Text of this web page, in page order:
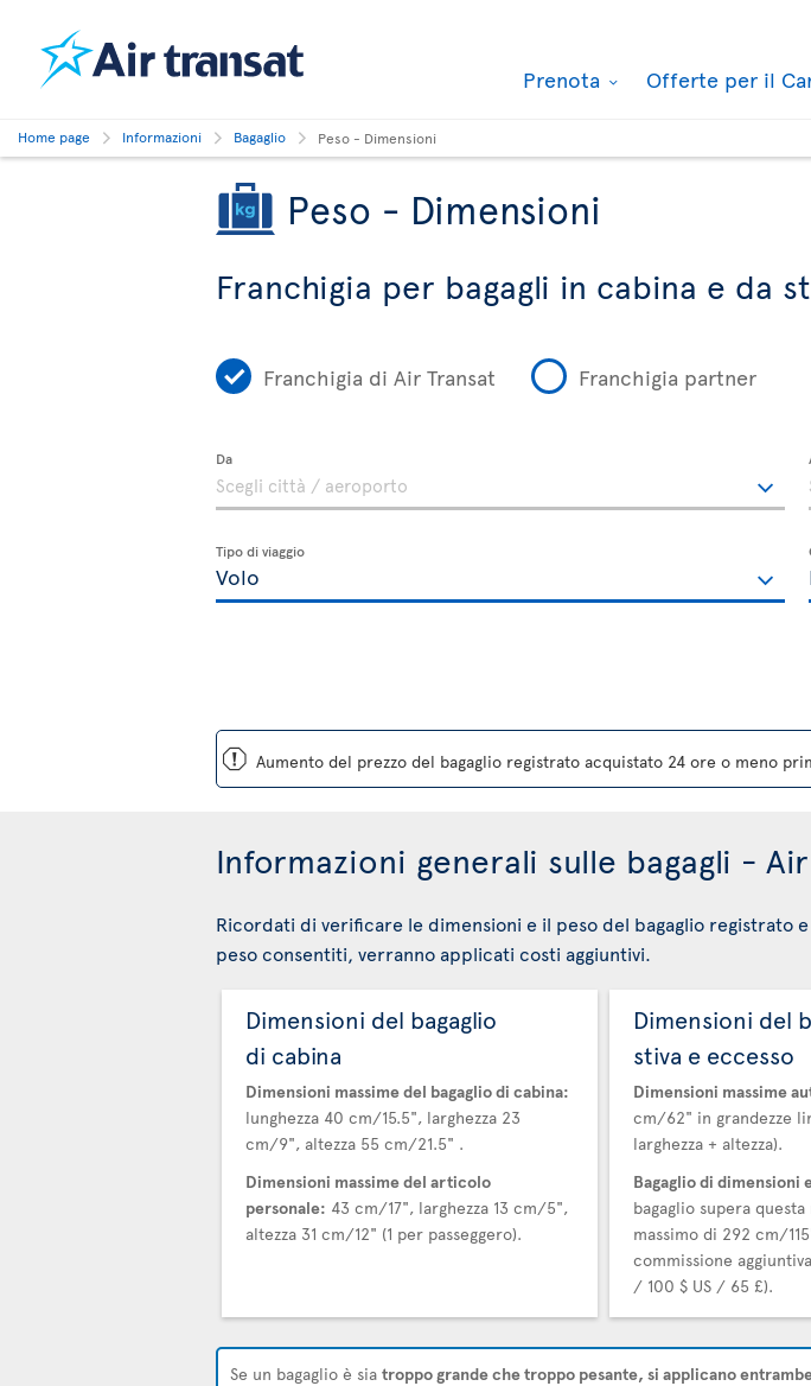
Prenota Offerte per il
Home page Informazioni Bagaglio Peso - Dimensioni
Peso - Dimensioni
Franchigia per bagagli in cabina e da
Franchigia di Air Transat Franchigia partner
Da
Tipo di viaggio
ü Aumento del prezzo del bagaglio registrato acquistato 24 ore o meno
Informazioni generali sulle bagagli -
Ricordati di verificare le dimensioni e il peso del bagaglio registrato
peso consentiti, verranno applicati costi aggiuntivi.
Dimensioni del bagaglio
di cabina
Dimensioni massime del bagaglio di cabina:
lunghezza 40 cm/15.5", larghezza 23
cm/9", altezza 55 cm/21.5" .
Dimensioni massime del articolo
personale: 43 cm/17", larghezza 13 cm/5",
altezza 31 cm/12" (1 per passeggero).
Dimensioni del
stiva e eccesso
Dimensioni massime
cm/62" in grandezze
larghezza + altezza).
Bagaglio di dimensioni
bagaglio supera
massimo di 292 cm/
commissione
/ 100 $ US / 65 £).
Se un bagaglio è sia troppo grande che troppo pesante, si applicano